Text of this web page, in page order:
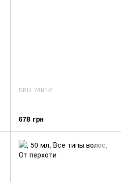
SKU: 7881/2
678 грн